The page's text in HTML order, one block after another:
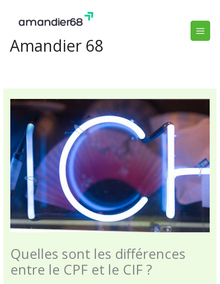
contenu
Amandier 68
Quelles sont les différences
entre le CPF et le CIF ?